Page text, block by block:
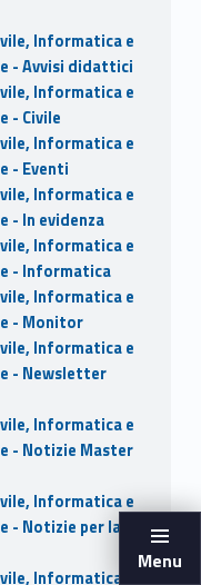
Menu
Informatica e
- Avvisi didattici
Informatica e
- Civile
Informatica e
- Eventi
Informatica e
- In evidenza
Informatica e
- Informatica
Informatica e
- Monitor
Informatica e
- Newsletter
Informatica e
- Notizie Master
Informatica e
- Notizie per la
Informatica e